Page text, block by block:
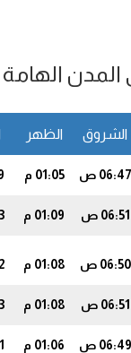
المدن الهامة
الشروق الظهر
06:47 ص 01:05 م
06:51 ص 01:09 م
06:50 ص 01:08 م
06:51 ص 01:08 م
06:49 ص 01:06 م